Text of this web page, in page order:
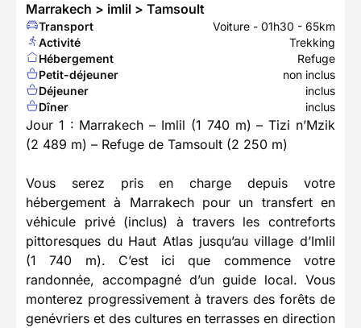
Marrakech > imlil > Tamsoult
Transport
Voiture - 01h30 - 65km
Activité
Trekking
Hébergement
Refuge
Petit-déjeuner
non inclus
Déjeuner
inclus
Dîner
inclus
Jour 1 : Marrakech – Imlil (1 740 m) – Tizi n’Mzik
(2 489 m) – Refuge de Tamsoult (2 250 m)
Vous serez pris en charge depuis votre
hébergement à Marrakech pour un transfert en
véhicule privé (inclus) à travers les contreforts
pittoresques du Haut Atlas jusqu’au village d’Imlil
(1 740 m). C’est ici que commence votre
randonnée, accompagné d’un guide local. Vous
monterez progressivement à travers des forêts de
genévriers et des cultures en terrasses en direction